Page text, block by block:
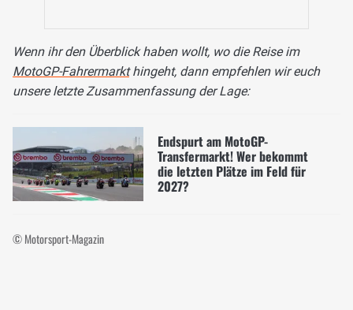
Wenn ihr den Überblick haben wollt, wo die Reise im
MotoGP-Fahrermarkthingeht, dann empfehlen wir euch
unsere letzte Zusammenfassung der Lage:
Endspurt am MotoGP-
Transfermarkt! Wer bekommt
die letzten Plätze im Feld für
2027?
© Motorsport-Magazin